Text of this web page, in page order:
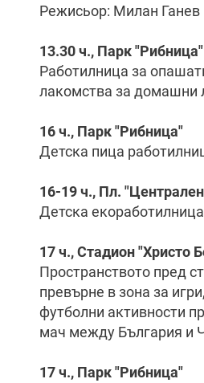
Режисьор: Милан Ганев
13.30 ч., Парк "Рибница"
Работилница за
лакомства за
16 ч., Парк "Рибница"
Детска пица
16-19 ч., Пл.
Детска екоработилница
17 ч., Стадион "Христо
Пространството пред
превърне в зона за
футболни активности
мач между България и
17 ч., Парк "Рибница"